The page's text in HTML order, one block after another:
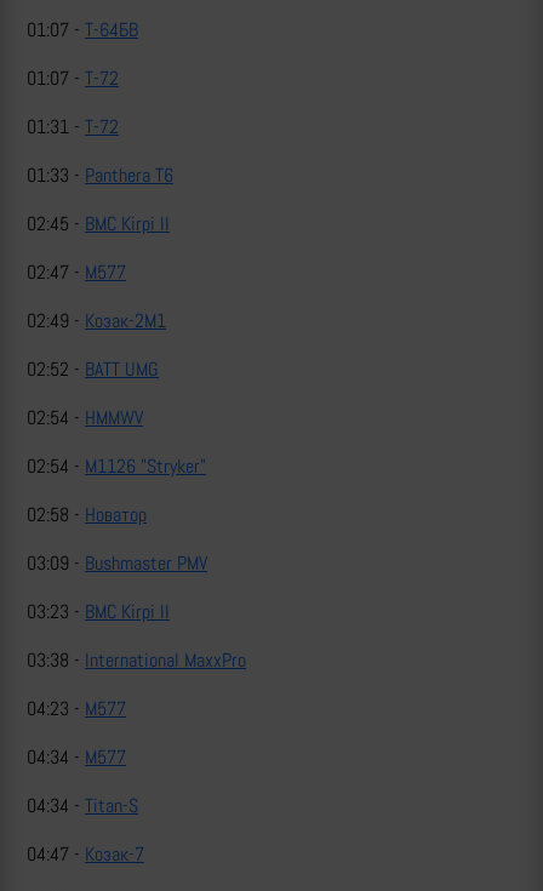
01:07 - Т-64БВ
01:07 - Т-72
01:31 - Т-72
01:33 - Panthera T6
02:45 - BMC Kirpi II
02:47 - M577
02:49 - Козак-2М1
02:52 - BATT UMG
02:54 - HMMWV
02:54 - M1126 "Stryker"
02:58 - Новатор
03:09 - Bushmaster PMV
03:23 - BMC Kirpi II
03:38 - International MaxxPro
04:23 - M577
04:34 - M577
04:34 - Titan-S
04:47 - Козак-7